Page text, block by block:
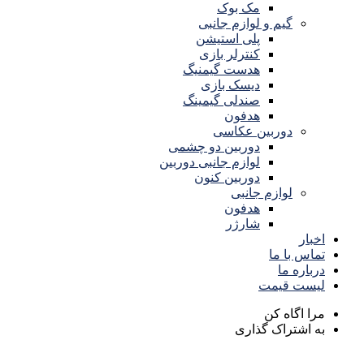
مک بوک
گیم و لوازم جانبی
پلی استیشن
کنترلر بازی
هدست گیمنیگ
دیسک بازی
صندلی گیمینگ
هدفون
دوربین عکاسی
دوربین دو چشمی
لوازم جانبی دوربین
دوربین کنون
لوازم جانبی
هدفون
شارژر
اخبار
تماس با ما
درباره ما
لیست قیمت
مرا اگاه کن
به اشتراک گذاری